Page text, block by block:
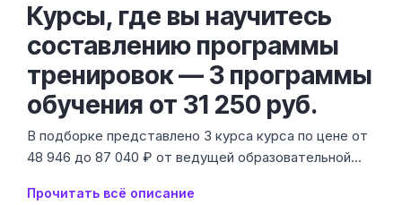
Курсы, где вы научитесь
составлению программы
тренировок — 3 программы
обучения от 31 250 руб.
В подборке представлено 3 курса курса по цене от
48 946 до 87 040 ₽ от ведущей образовательной
это не просто список упражнений, а глубокое
Прочитать всё описание